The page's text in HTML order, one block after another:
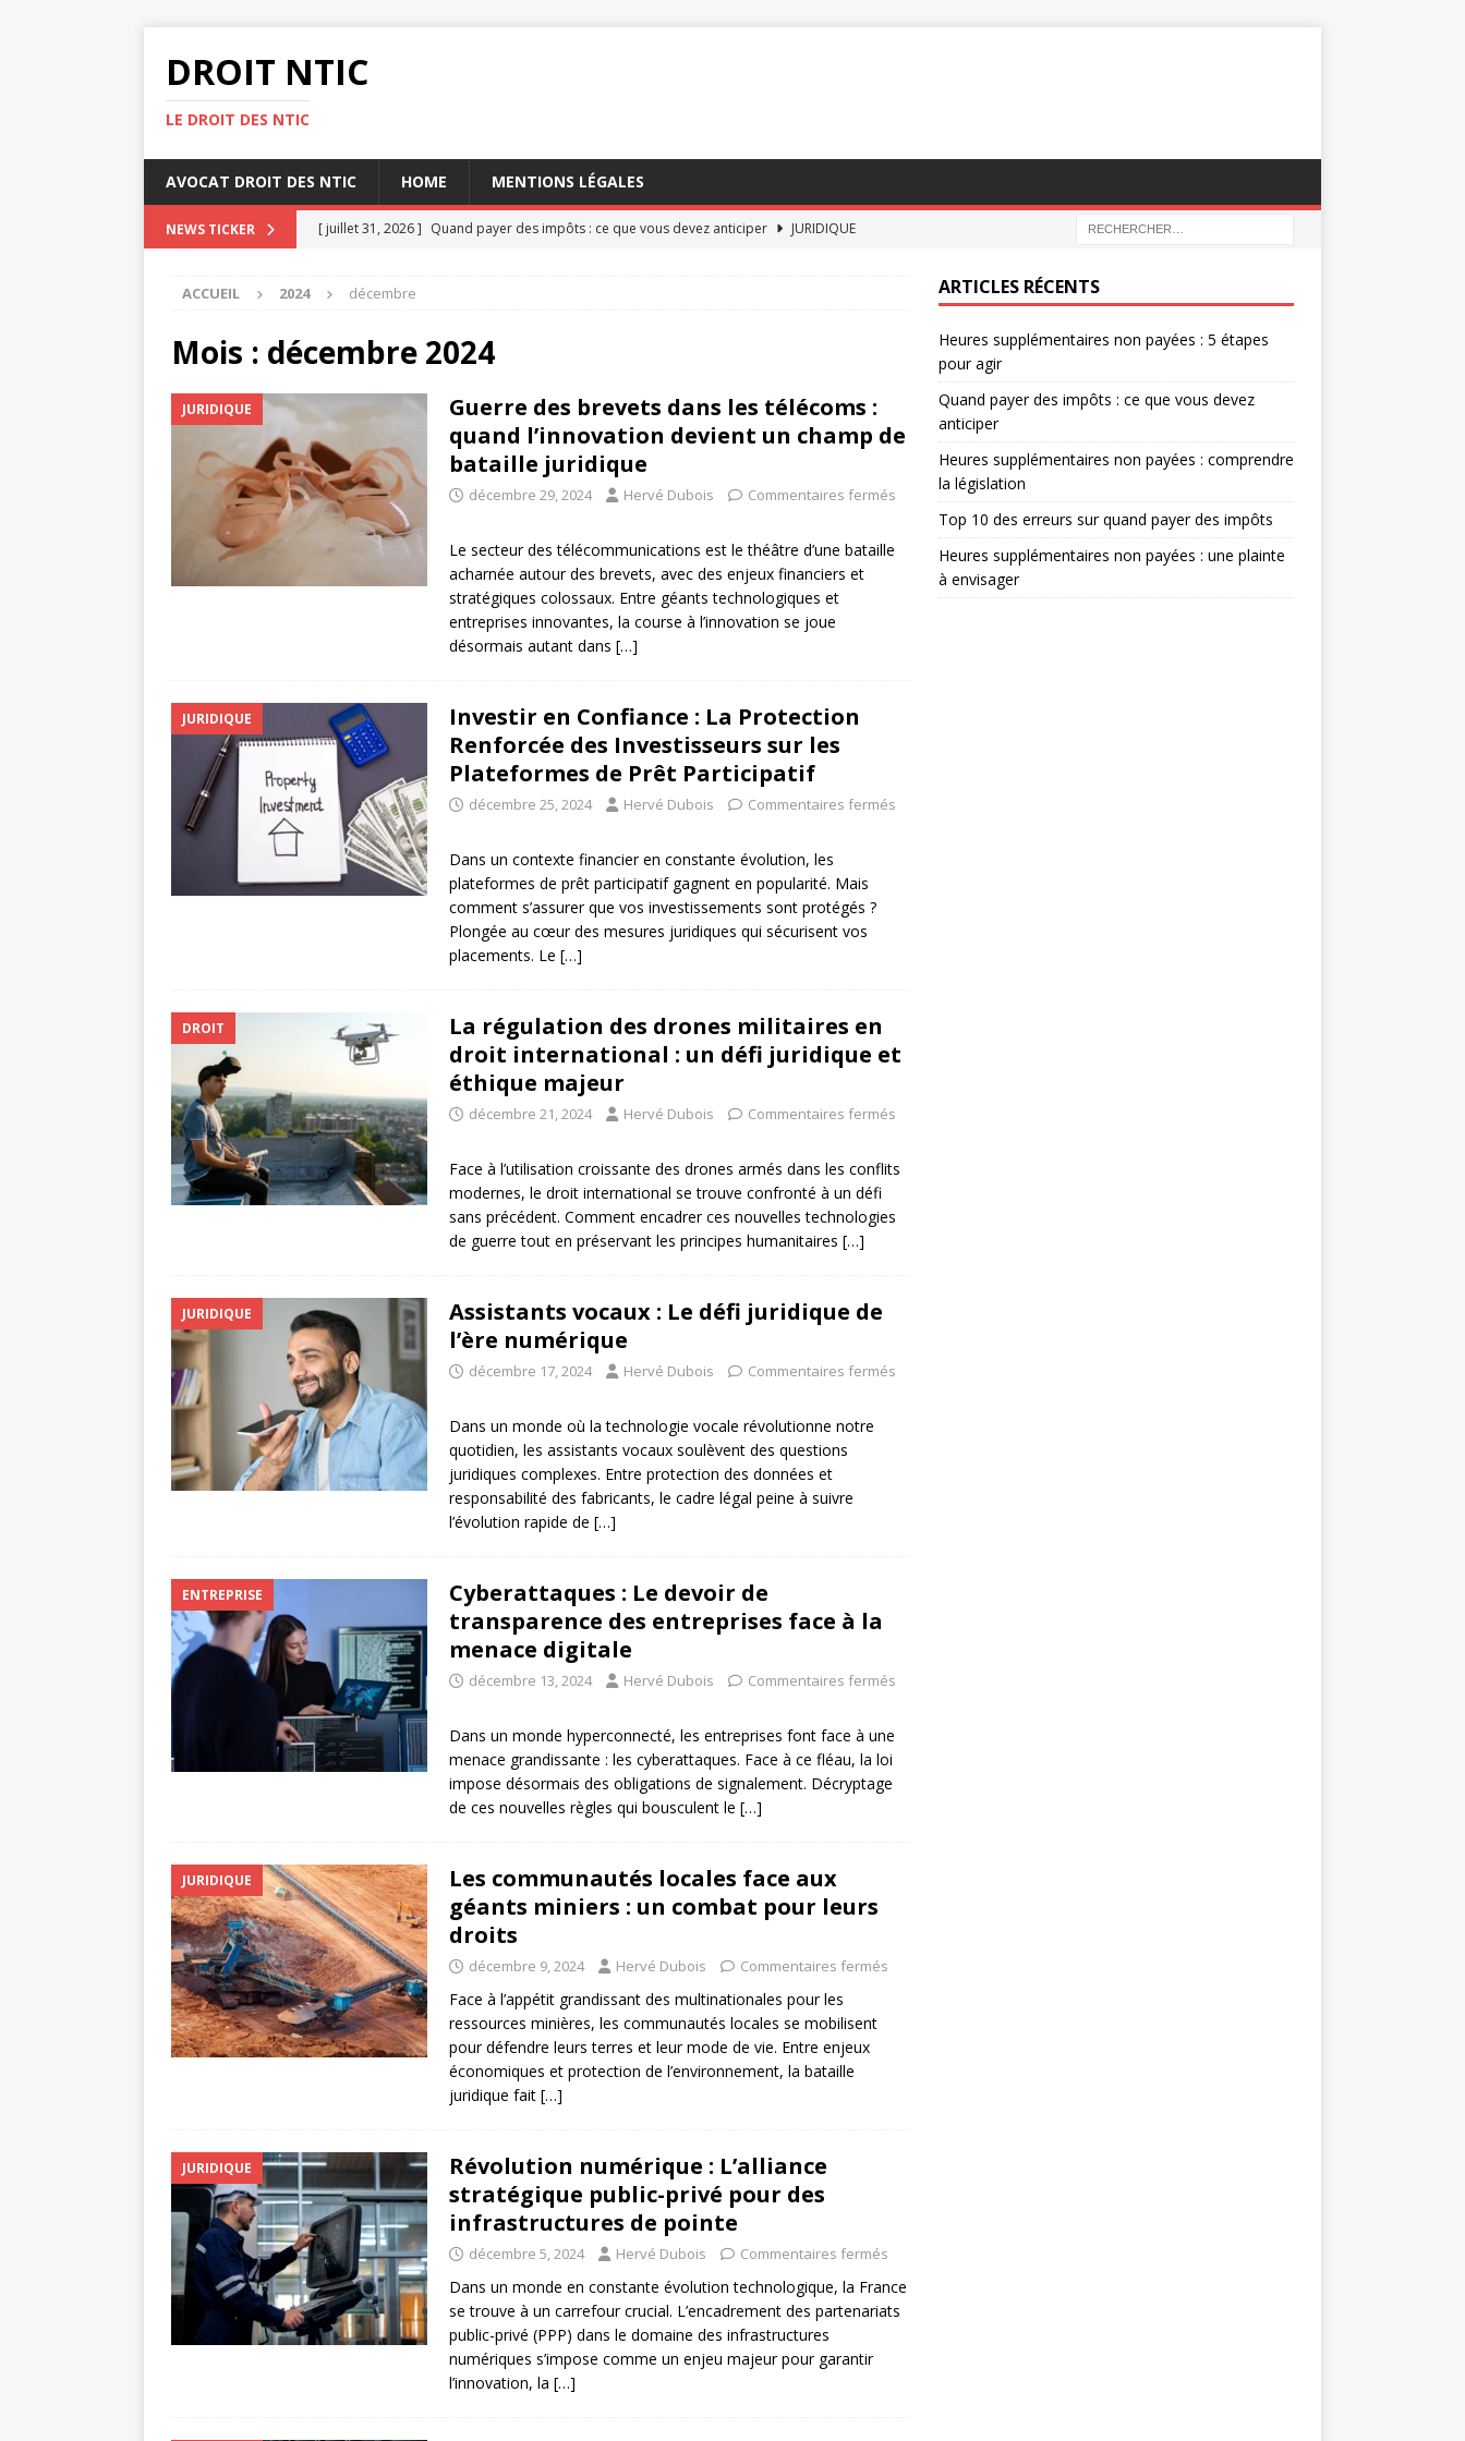
DROIT NTIC
LE DROIT DES NTIC
AVOCAT DROIT DES NTIC HOME MENTIONS LÉGALES
NEWS TICKER [ juillet 31, 2026 ] Quand payer des impôts : ce que vous devez anticiper
JURIDIQUE
[ juillet 23, 2026 ]
[ juillet 19, 2026 ]
Heures supplémentaires non payées : une plainte à envisager
ACCUEIL 2024 décembre
Mois : décembre 2024
JURIDIQUE
Guerre des brevets dans les télécoms :
quand l’innovation devient un champ de
bataille juridique
décembre 29, 2024 Hervé Dubois Commentaires fermés
Le secteur des télécommunications est le théâtre d’une bataille
acharnée autour des brevets, avec des enjeux financiers et
stratégiques colossaux. Entre géants technologiques et
entreprises innovantes, la course à l’innovation se joue
désormais autant dans […]
JURIDIQUE
Investir en Confiance : La Protection
Renforcée des Investisseurs sur les
Plateformes de Prêt Participatif
décembre 25, 2024 Hervé Dubois Commentaires fermés
Dans un contexte financier en constante évolution, les
plateformes de prêt participatif gagnent en popularité. Mais
comment s’assurer que vos investissements sont protégés ?
Plongée au cœur des mesures juridiques qui sécurisent vos
placements. Le […]
DROIT
La régulation des drones militaires en
droit international : un défi juridique et
éthique majeur
décembre 21, 2024 Hervé Dubois Commentaires fermés
Face à l’utilisation croissante des drones armés dans les conflits
modernes, le droit international se trouve confronté à un défi
sans précédent. Comment encadrer ces nouvelles technologies
de guerre tout en préservant les principes humanitaires […]
JURIDIQUE
Assistants vocaux : Le défi juridique de
l’ère numérique
décembre 17, 2024 Hervé Dubois Commentaires fermés
Dans un monde où la technologie vocale révolutionne notre
quotidien, les assistants vocaux soulèvent des questions
juridiques complexes. Entre protection des données et
responsabilité des fabricants, le cadre légal peine à suivre
l’évolution rapide de […]
ENTREPRISE
Cyberattaques : Le devoir de
transparence des entreprises face à la
menace digitale
décembre 13, 2024 Hervé Dubois Commentaires fermés
Dans un monde hyperconnecté, les entreprises font face à une
menace grandissante : les cyberattaques. Face à ce fléau, la loi
impose désormais des obligations de signalement. Décryptage
de ces nouvelles règles qui bousculent le […]
JURIDIQUE
Les communautés locales face aux
géants miniers : un combat pour leurs
droits
décembre 9, 2024 Hervé Dubois Commentaires fermés
Face à l’appétit grandissant des multinationales pour les
ressources minières, les communautés locales se mobilisent
pour défendre leurs terres et leur mode de vie. Entre enjeux
économiques et protection de l’environnement, la bataille
juridique fait […]
JURIDIQUE
Révolution numérique : L’alliance
stratégique public-privé pour des
infrastructures de pointe
décembre 5, 2024 Hervé Dubois Commentaires fermés
Dans un monde en constante évolution technologique, la France
se trouve à un carrefour crucial. L’encadrement des partenariats
public-privé (PPP) dans le domaine des infrastructures
numériques s’impose comme un enjeu majeur pour garantir
l’innovation, la […]
ARTICLES RÉCENTS
Heures supplémentaires non payées : 5 étapes
pour agir
Quand payer des impôts : ce que vous devez
anticiper
Heures supplémentaires non payées : comprendre
la législation
Top 10 des erreurs sur quand payer des impôts
Heures supplémentaires non payées : une plainte
à envisager